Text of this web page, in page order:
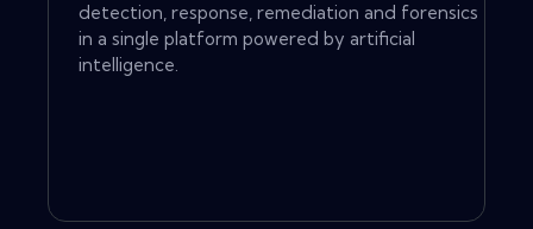
detection, response, remediation and forensics
in a single platform powered by artificial
intelligence.